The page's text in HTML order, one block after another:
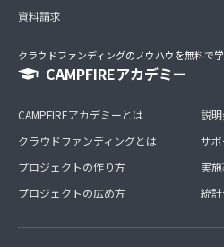
資料請求
クラウドファンディングのノウハウを無料で
CAMPFIREアカデミー
CAMPFIREアカデミーとは
クラウドファンディングとは
プロジェクトの作り方
プロジェクトの広め方
説
サ
実
統